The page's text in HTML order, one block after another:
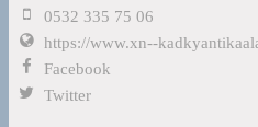
0532 335 75 06
https://www.xn--
Facebook
Twitter